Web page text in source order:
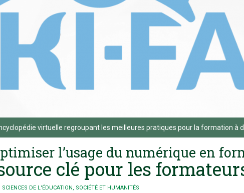
virtuelle regroupant les meilleures pratiques pour la formation à
l’usage du numérique en
clé pour les
SCIENCES DE L'ÉDUCATION , SOCIÉTÉ ET HUMANITÉS